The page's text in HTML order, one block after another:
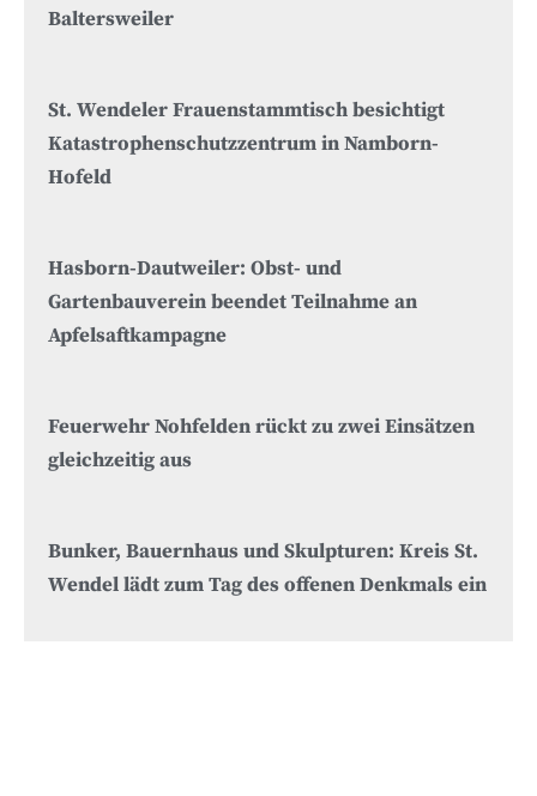
Baltersweiler
St. Wendeler Frauenstammtisch besichtigt
Katastrophenschutzzentrum in Namborn-
Hofeld
Hasborn-Dautweiler: Obst- und
Gartenbauverein beendet Teilnahme an
Apfelsaftkampagne
Feuerwehr Nohfelden rückt zu zwei Einsätzen
gleichzeitig aus
Bunker, Bauernhaus und Skulpturen: Kreis St.
Wendel lädt zum Tag des offenen Denkmals ein